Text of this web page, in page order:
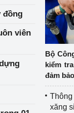
đồng
viên
Bộ
kiểm
đảm
xăng